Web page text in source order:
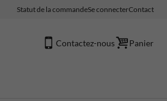
Statut de la commandeSe connecterContact
Contactez-nous Panier